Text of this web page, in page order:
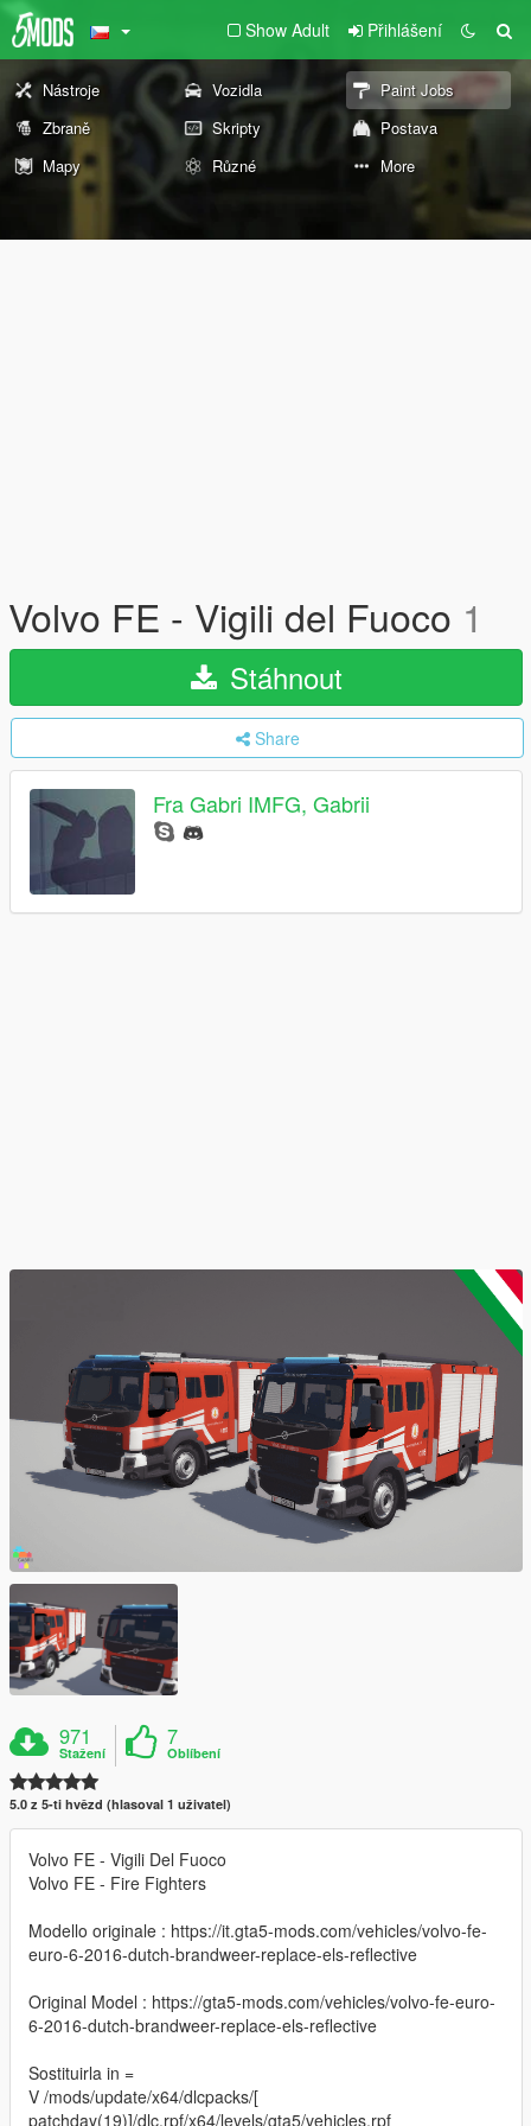
Show Adult Přihlášení
Nástroje Vozidla
Paint Jobs
Zbraně
Skripty
Postava
Mapy
Různé More
Volvo FE - Vigili del Fuoco 1
Stáhnout
Share
Fra Gabri IMFG, Gabrii
971
Stažení
7
Oblíbení
5.0 z 5-ti hvězd (hlasoval 1 uživatel)
Volvo FE - Vigili Del Fuoco
Volvo FE - Fire Fighters
Modello originale : https://it.gta5-mods.com/vehicles/volvo-fe-
euro-6-2016-dutch-brandweer-replace-els-reflective
Original Model : https://gta5-mods.com/vehicles/volvo-fe-euro-
6-2016-dutch-brandweer-replace-els-reflective
Sostituirla in =
V /mods/update/x64/dlcpacks/[
patchday(19)]/dlc.rpf/x64/levels/gta5/vehicles.rpf